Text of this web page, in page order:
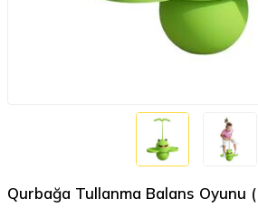
Qurbağa Tullanma Balans Oyunu